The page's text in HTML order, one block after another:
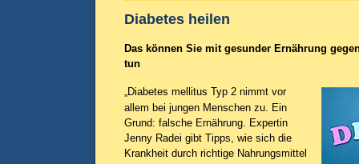
Diabetes heilen
Das können Sie mit gesunder Ernährung
tun
„Diabetes mellitus Typ 2 nimmt vor
allem bei jungen Menschen zu. Ein
Grund: falsche Ernährung. Expertin
Jenny Radei gibt Tipps, wie sich die
Krankheit durch richtige Nahrungsmittel